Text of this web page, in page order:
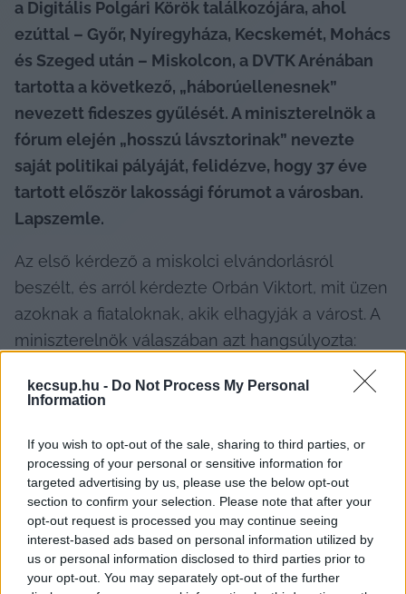
kecsup.hu - Do Not Process My Personal
Information
If you wish to opt-out of the sale, sharing to third parties, or
processing of your personal or sensitive information for
targeted advertising by us, please use the below opt-out
section to confirm your selection. Please note that after your
opt-out request is processed you may continue seeing
interest-based ads based on personal information utilized by
us or personal information disclosed to third parties prior to
your opt-out. You may separately opt-out of the further
a Digitális Polgári Körök találkozójára, ahol
ezúttal – Győr, Nyíregyháza, Kecskemét, Mohács
és Szeged után – Miskolcon, a DVTK Arénában
tartotta a következő, „háborúellenesnek”
nevezett fideszes gyűlését. A miniszterelnök a
fórum elején „hosszú lávsztorinak” nevezte
saját politikai pályáját, felidézve, hogy 37 éve
tartott először lakossági fórumot a városban.
Lapszemle.
Az első kérdező a miskolci elvándorlásról
beszélt, és arról kérdezte Orbán Viktort, mit üzen
azoknak a fiataloknak, akik elhagyják a várost. A
miniszterelnök válaszában azt hangsúlyozta:
elsősorban a szülők felelősek a gyerekeikért, a
kormány szerepe csak másodlagos. Szerinte ez
gyakran szembefordulnak a szüleikkel, és
Beszélnek sokat arról, hogy a fiatalok nem
támogatják a kormányt. Ez a mi közös szülői
felelősségünk is. Mindenki beszéljen a saját